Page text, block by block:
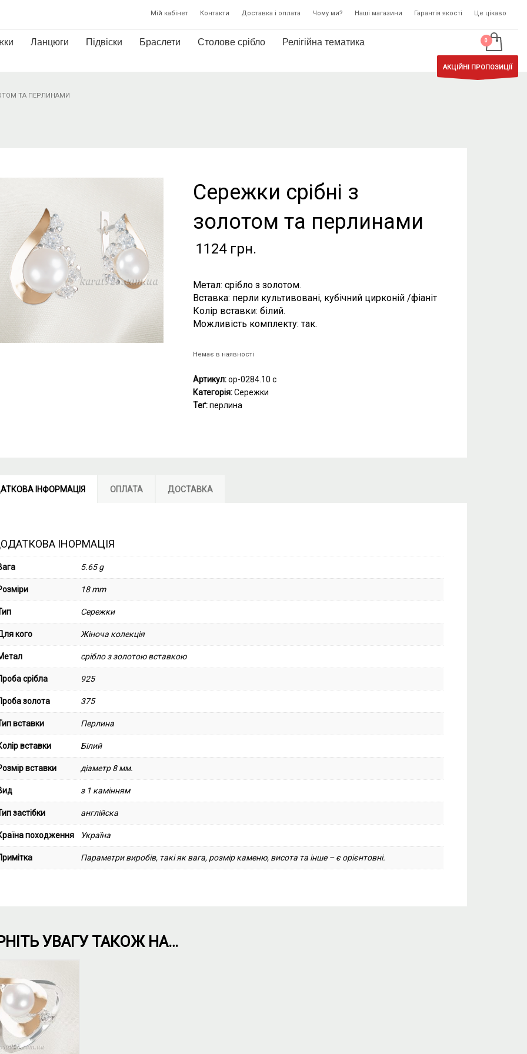
Мій кабінет Контакти Доставка і оплата Чому ми? Наші магазини Гарантія якості Це цікаво
Ланцюги Підвіски Браслети Столове срібло Релігійна тематика
АКЦІЙНІ ПРОПОЗИЦІЇ
ТА ПЕРЛИНАМИ
Сережки срібні з
золотом та перлинами
1124 грн.
Метал: срібло з золотом.
Вставка: перли культивовані, кубічний цирконій /фіаніт
Колір вставки: білий.
Можливість комплекту: так.
Немає в наявності
Артикул:ор-0284.10 с
Категорія:Сережки
Теґ:перлина
ІНФОРМАЦІЯ ОПЛАТА ДОСТАВКА
ІНОРМАЦІЯ
5.65 g
18 mm
Сережки
кого Жіноча колекція
срібло з золотою вставкою
срібла 925
золота 375
вставки Перлина
вставки Білий
вставки діаметр 8 мм.
з 1 камінням
застібки англійска
походження Україна
Параметри виробів, такі як вага, розмір каменю, висота та інше – є орієнтовні.
УВАГУ ТАКОЖ НА…